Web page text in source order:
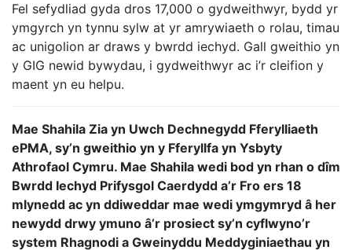
Fel sefydliad gyda dros 17,000 o gydweithwyr, bydd yr
ymgyrch yn tynnu sylw at yr amrywiaeth o rolau, timau
ac unigolion ar draws y bwrdd iechyd. Gall gweithio yn
y GIG newid bywydau, i gydweithwyr ac i’r cleifion y
maent yn eu helpu.
Mae Shahila Zia yn Uwch Dechnegydd Fferylliaeth
ePMA, sy’n gweithio yn y Fferyllfa yn Ysbyty
Athrofaol Cymru. Mae Shahila wedi bod yn rhan o dîm
Bwrdd Iechyd Prifysgol Caerdydd a’r Fro ers 18
mlynedd ac yn ddiweddar mae wedi ymgymryd â her
newydd drwy ymuno â’r prosiect sy’n cyflwyno’r
system Rhagnodi a Gweinyddu Meddyginiaethau yn